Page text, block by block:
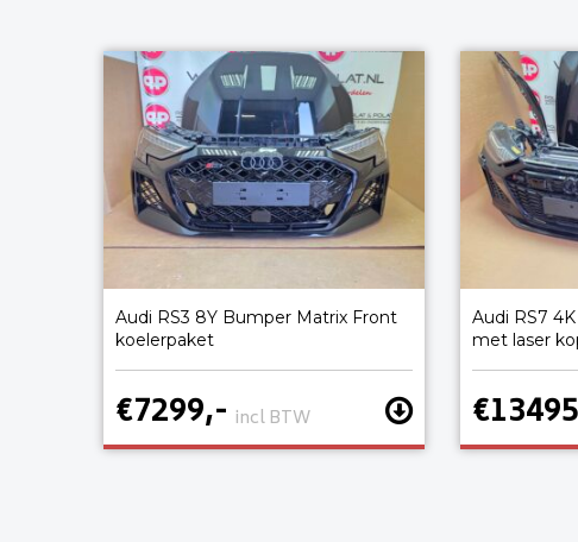
Audi RS3 8Y Bumper Matrix Front
koelerpaket
€7299,- incl BTW
Audi RS7
met laser